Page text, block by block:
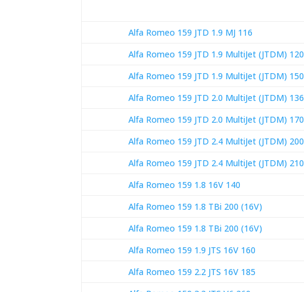
Alfa Romeo 159 JTD 1.9 MJ 116
Alfa Romeo 159 JTD 1.9 MultiJet (JTDM) 120
Alfa Romeo 159 JTD 1.9 MultiJet (JTDM) 150
Alfa Romeo 159 JTD 2.0 MultiJet (JTDM) 136
Alfa Romeo 159 JTD 2.0 MultiJet (JTDM) 170
Alfa Romeo 159 JTD 2.4 MultiJet (JTDM) 200
Alfa Romeo 159 JTD 2.4 MultiJet (JTDM) 210
Alfa Romeo 159 1.8 16V 140
Alfa Romeo 159 1.8 TBi 200 (16V)
Alfa Romeo 159 1.8 TBi 200 (16V)
Alfa Romeo 159 1.9 JTS 16V 160
Alfa Romeo 159 2.2 JTS 16V 185